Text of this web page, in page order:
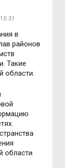
в
районов
Такие
области.
области